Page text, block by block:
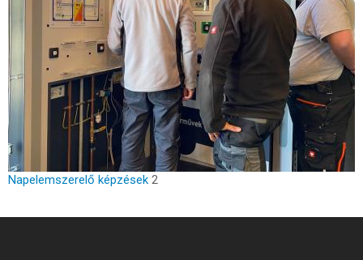
Napelemszerelő képzések 2